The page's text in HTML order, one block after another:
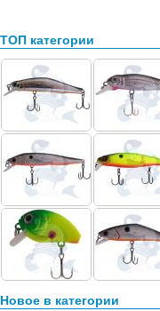
ТОП категории
Новое в категории